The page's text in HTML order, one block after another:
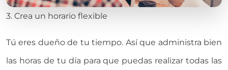
3. Crea un horario flexible
Tú eres dueño de tu tiempo. Así que administra bien
las horas de tu día para que puedas realizar todas las